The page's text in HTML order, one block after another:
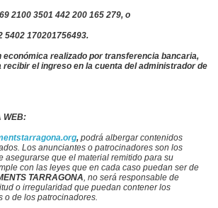
2100 3501 442 200 165 279, o
5402 170201756493.
económica realizado por transferencia bancaria,
el ingreso en la cuenta del administrador de
WEB:
, podrá albergar contenidos
Los anunciantes o patrocinadores son los
asegurarse que el material remitido para su
con las leyes que en cada caso puedan ser de
TARRAGONA no será responsable de
o irregularidad que puedan contener los
de los patrocinadores.